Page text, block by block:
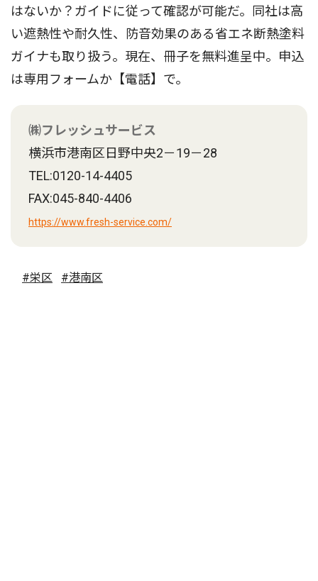
はないか？ガイドに従って確認が可能だ。同社は高
い遮熱性や耐久性、防音効果のある省エネ断熱塗料
ガイナも取り扱う。現在、冊子を無料進呈中。申込
は専用フォームか【電話】で。
㈱フレッシュサービス
横浜市港南区日野中央2－19－28
TEL:0120-14-4405
FAX:045-840-4406
https://www.fresh-service.com/
#栄区 #港南区